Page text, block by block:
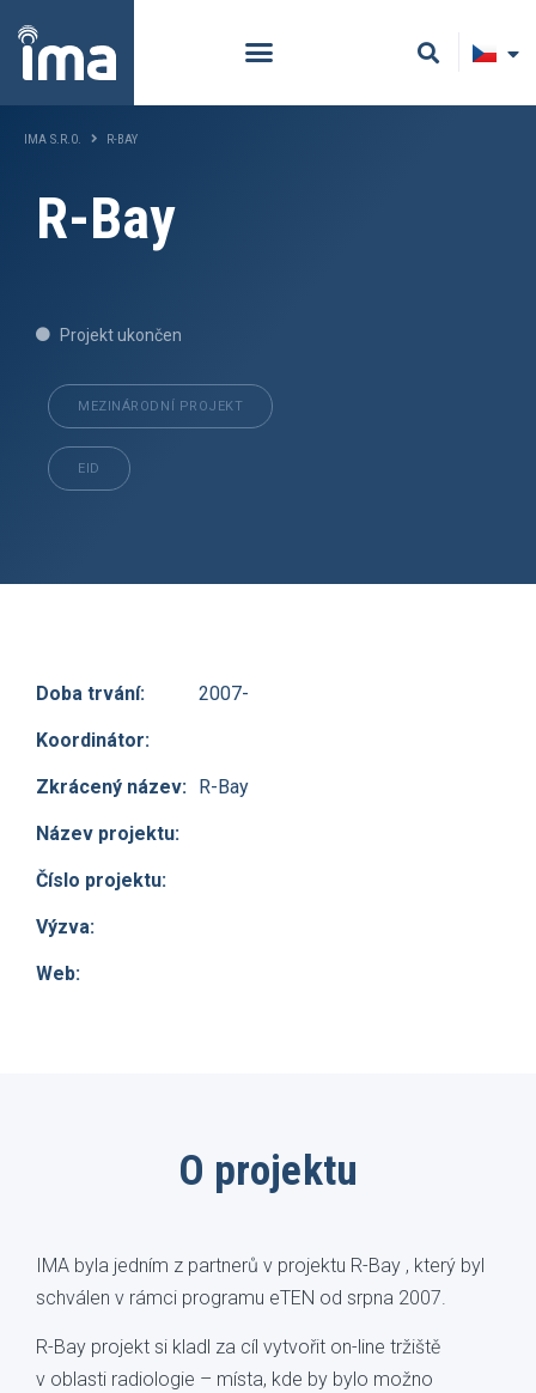
IMA S.R.O. R-BAY
R-Bay
Projekt ukončen
MEZINÁRODNÍ PROJEKT
EID
Doba trvání: 2007-
Koordinátor:
Zkrácený název: R-Bay
Název projektu:
Číslo projektu:
Výzva:
Web:
O projektu
IMA byla jedním z partnerů v projektu R-Bay , který byl
schválen v rámci programu eTEN od srpna 2007.
R-Bay projekt si kladl za cíl vytvořit on-line tržiště
v oblasti radiologie – místa, kde by bylo možno